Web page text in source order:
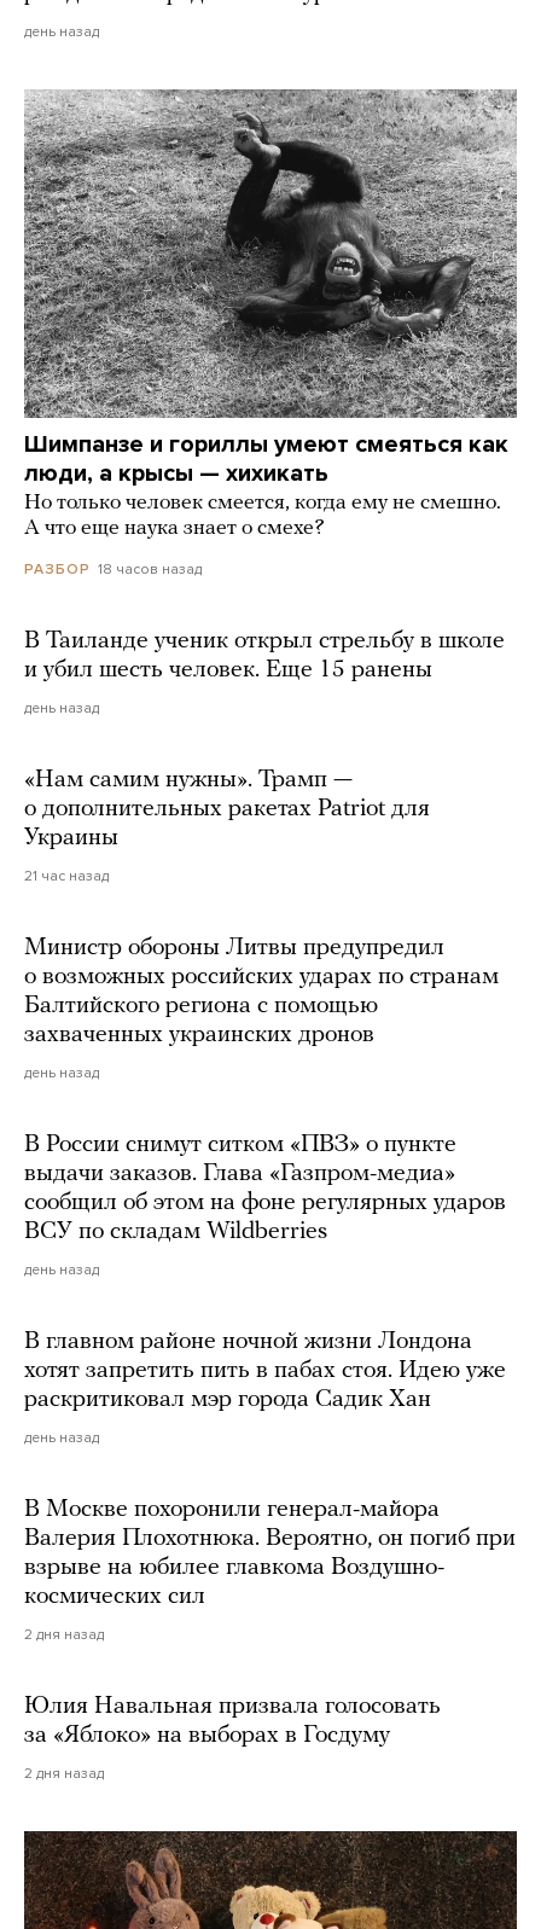
день назад
Шимпанзе и гориллы умеют смеяться как
люди, а крысы — хихикать
Но только человек смеется, когда ему не смешно.
А что еще наука знает о смехе?
РАЗБОР 18 часов назад
В Таиланде ученик открыл стрельбу в школе
и убил шесть человек. Еще 15 ранены
день назад
«Нам самим нужны». Трамп —
о дополнительных ракетах Patriot для
Украины
21 час назад
Министр обороны Литвы предупредил
о возможных российских ударах по странам
Балтийского региона с помощью
захваченных украинских дронов
день назад
В России снимут ситком «ПВЗ» о пункте
выдачи заказов. Глава «Газпром-медиа»
сообщил об этом на фоне регулярных ударов
ВСУ по складам Wildberries
день назад
В главном районе ночной жизни Лондона
хотят запретить пить в пабах стоя. Идею уже
раскритиковал мэр города Садик Хан
день назад
В Москве похоронили генерал-майора
Валерия Плохотнюка. Вероятно, он погиб при
взрыве на юбилее главкома Воздушно-
космических сил
2 дня назад
Юлия Навальная призвала голосовать
за «Яблоко» на выборах в Госдуму
2 дня назад